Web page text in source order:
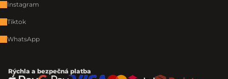
Instagram
Tiktok
WhatsApp
Rýchla a bezpečná platba